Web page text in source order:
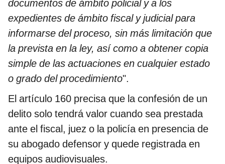
documentos de ámbito policial y a los
expedientes de ámbito fiscal y judicial para
informarse del proceso, sin más limitación que
la prevista en la ley, así como a obtener copia
simple de las actuaciones en cualquier estado
o grado del procedimiento".
El artículo 160 precisa que la confesión de un
delito solo tendrá valor cuando sea prestada
ante el fiscal, juez o la policía en presencia de
su abogado defensor y quede registrada en
equipos audiovisuales.